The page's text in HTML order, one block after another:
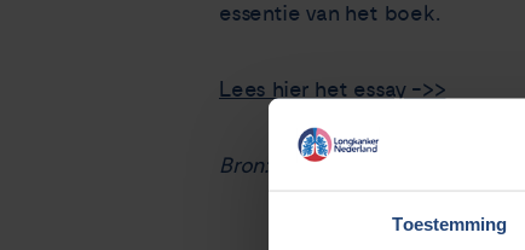
Toestemming
essentie van het boek.
Lees hier het essay ->>
Bron: Volkskrant